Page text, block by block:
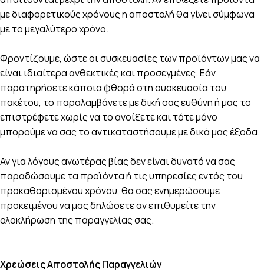
με διαφορετικούς χρόνους η αποστολή θα γίνει σύμφωνα
με το μεγαλύτερο χρόνο.
Φροντίζουμε, ώστε οι συσκευασίες των προϊόντων μας να
είναι ιδιαίτερα ανθεκτικές και προσεγμένες. Εάν
παρατηρήσετε κάποια φθορά στη συσκευασία του
πακέτου, το παραλαμβάνετε με δική σας ευθύνη ή μας το
επιστρέφετε χωρίς να το ανοίξετε και τότε μόνο
μπορούμε να σας το αντικαταστήσουμε με δικά μας έξοδα.
Αν για λόγους ανωτέρας βίας δεν είναι δυνατό να σας
παραδώσουμε τα προϊόντα ή τις υπηρεσίες εντός του
προκαθορισμένου χρόνου, θα σας ενημερώσουμε
προκειμένου να μας δηλώσετε αν επιθυμείτε την
ολοκλήρωση της παραγγελίας σας.
Χρεώσεις Αποστολής Παραγγελιών